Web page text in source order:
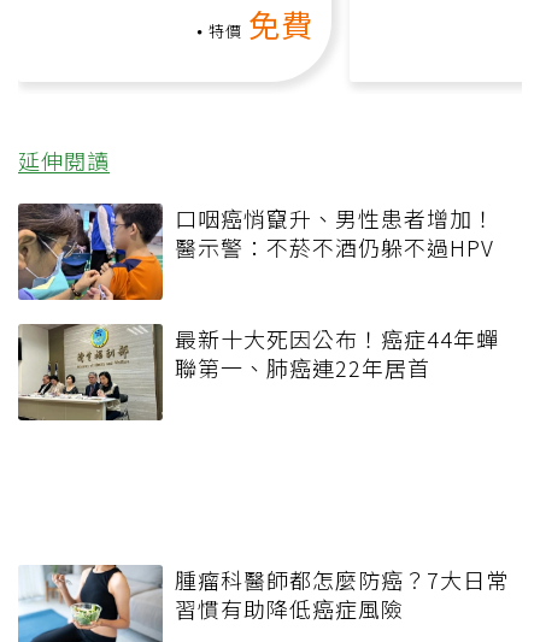
特價 免費
延伸閱讀
口咽癌悄竄升、男性患者增加！
醫示警：不菸不酒仍躲不過HPV
最新十大死因公布！癌症44年蟬
聯第一、肺癌連22年居首
腫瘤科醫師都怎麼防癌？7大日常
習慣有助降低癌症風險